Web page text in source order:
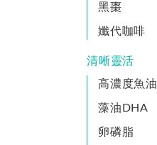
黑棗
孅代咖啡
清晰靈活
高濃度魚油
藻油DHA
卵磷脂